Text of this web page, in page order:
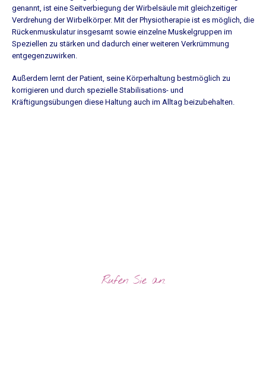
genannt, ist eine Seitverbiegung der Wirbelsäule mit gleichzeitiger
Verdrehung der Wirbelkörper. Mit der Physiotherapie ist es möglich, die
Rückenmuskulatur insgesamt sowie einzelne Muskelgruppen im
Speziellen zu stärken und dadurch einer weiteren Verkrümmung
entgegenzuwirken.
Außerdem lernt der Patient, seine Körperhaltung bestmöglich zu
korrigieren und durch spezielle Stabilisations- und
Kräftigungsübungen diese Haltung auch im Alltag beizubehalten.
Rufen Sie an: